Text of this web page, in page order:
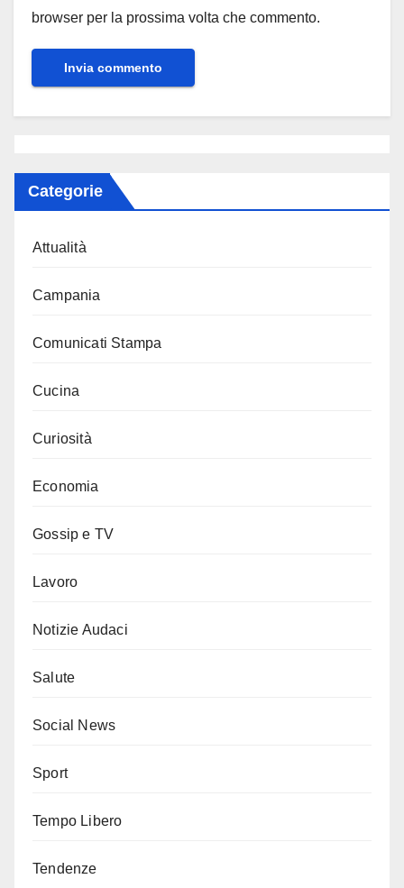
browser per la prossima volta che commento.
Categorie
Attualità
Campania
Comunicati Stampa
Cucina
Curiosità
Economia
Gossip e TV
Lavoro
Notizie Audaci
Salute
Social News
Sport
Tempo Libero
Tendenze